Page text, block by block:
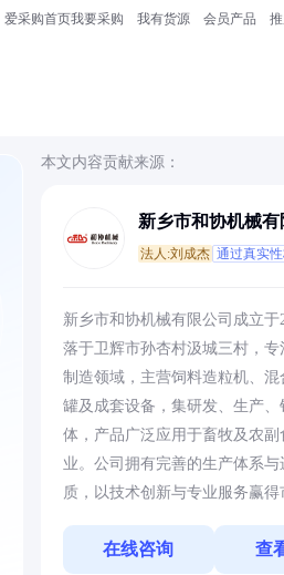
爱采购首页我要采购 我有货源 会员产品
本文内容贡献来源：
新乡市和协机械有
法人:刘成杰 通过真实
新乡市和协机械有限公司成立于
落于卫辉市孙杏村汲城三村，专
制造领域，主营饲料造粒机、混
罐及成套设备，集研发、生产、
体，产品广泛应用于畜牧及农副
业。公司拥有完善的生产体系与
质，以技术创新与专业服务赢得
在线咨询 查